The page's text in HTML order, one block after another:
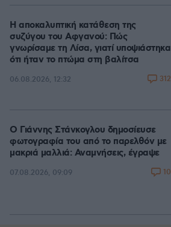
Η αποκαλυπτική κατάθεση της
συζύγου του Αφγανού: Πώς
γνωρίσαμε τη Λίσα, γιατί υποψιάστηκα
ότι ήταν το πτώμα στη βαλίτσα
06.08.2026, 12:32 312
Ο Γιάννης Στάνκογλου δημοσίευσε
φωτογραφία του από το παρελθόν με
μακριά μαλλιά: Αναμνήσεις, έγραψε
07.08.2026, 09:09 10